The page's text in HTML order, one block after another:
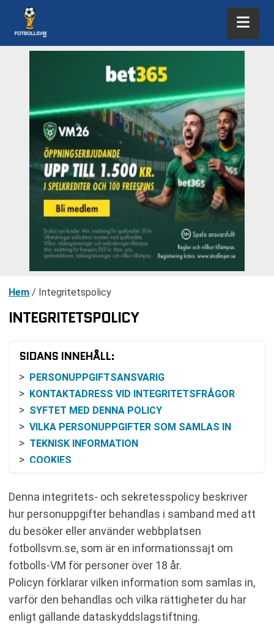
Hem / Integritetspolicy
INTEGRITETSPOLICY
SIDANS INNEHÅLL:
PERSONUPPGIFTSANSVARIG
KONTAKTADRESS VID INTEGRITETSFRÅGOR
SYFTET MED DENNA POLICY
VILKA PERSONUPPGIFTER SOM SAMLAS IN
TEKNISK INFORMATION
COOKIES
EXTERNA LÄNKAR
ÄNDAMÅL MED DATABEHANDLINGEN
RÄTTSLIG GRUND ENLIGT GDPR
FULLGÖRANDE AV AVTAL
RÄTTSLIG FÖRPLIKTELSE
INTRESSEAVVÄGNING
COOKIES OCH SPÅRNINGSTEKNIK
LOGGFILER OCH TEKNISK INFORMATION
LAGRINGSTID
Denna integritets- och sekretesspolicy beskriver
hur personuppgifter behandlas i samband med att
du besöker eller använder webbplatsen
fotbollsvm.se, som är en informationssajt om
fotbolls-VM för personer över 18 år.
Policyn förklarar vilken information som samlas in,
varför den behandlas och vilka rättigheter du har
enligt gällande dataskyddslagstiftning.